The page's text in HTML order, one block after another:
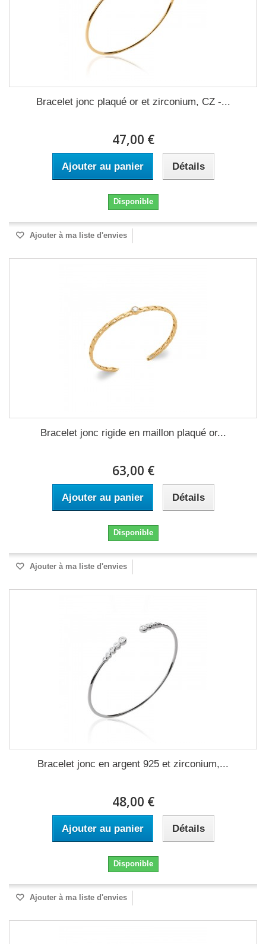
Bracelet jonc plaqué or et zirconium, CZ -...
47,00 €
Ajouter au panier Détails
Disponible
Ajouter à ma liste d'envies
Bracelet jonc rigide en maillon plaqué or...
63,00 €
Ajouter au panier Détails
Disponible
Ajouter à ma liste d'envies
Bracelet jonc en argent 925 et zirconium,...
48,00 €
Ajouter au panier Détails
Disponible
Ajouter à ma liste d'envies